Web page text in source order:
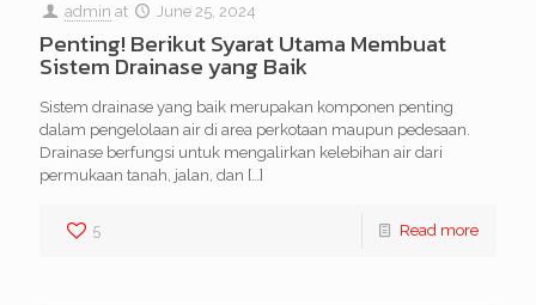
admin at June 25, 2024
Penting! Berikut Syarat Utama Membuat
Sistem Drainase yang Baik
Sistem drainase yang baik merupakan komponen penting
dalam pengelolaan air di area perkotaan maupun pedesaan.
Drainase berfungsi untuk mengalirkan kelebihan air dari
permukaan tanah, jalan, dan […]
5 Read more